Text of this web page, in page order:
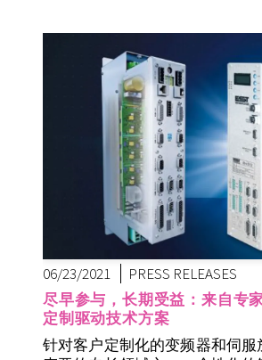
06/23/2021
PRESS RELEASES
尽早参与，长期受益：来自专
定制驱动技术方案
针对客户定制化的变频器和伺服